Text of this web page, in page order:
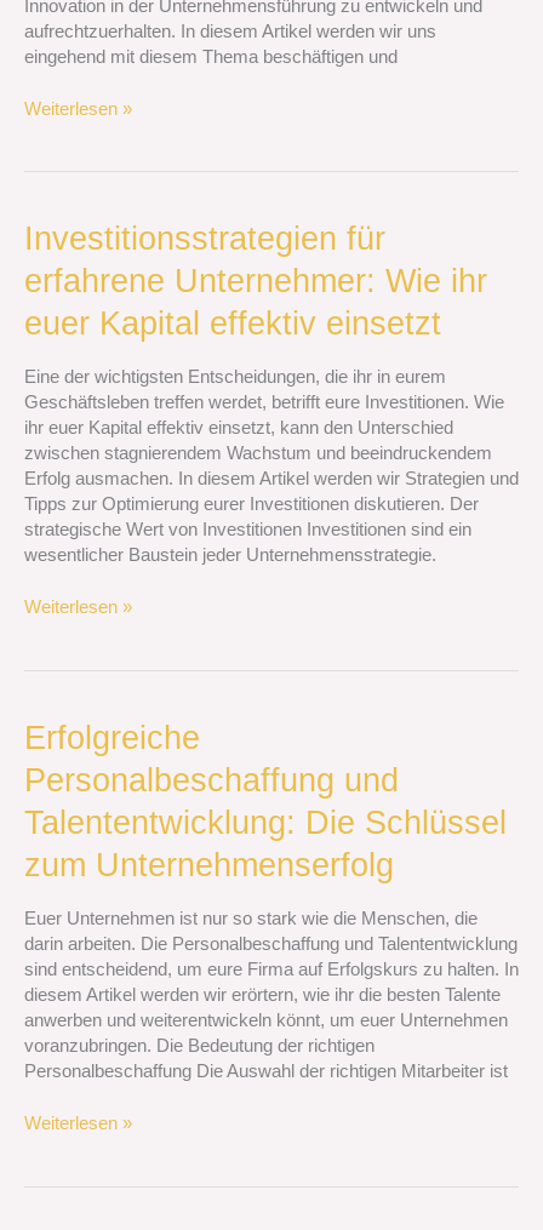
Innovation in der Unternehmensführung zu entwickeln und
aufrechtzuerhalten. In diesem Artikel werden wir uns
eingehend mit diesem Thema beschäftigen und
Weiterlesen »
Investitionsstrategien für
erfahrene Unternehmer: Wie ihr
euer Kapital effektiv einsetzt
Eine der wichtigsten Entscheidungen, die ihr in eurem
Geschäftsleben treffen werdet, betrifft eure Investitionen. Wie
ihr euer Kapital effektiv einsetzt, kann den Unterschied
zwischen stagnierendem Wachstum und beeindruckendem
Erfolg ausmachen. In diesem Artikel werden wir Strategien und
Tipps zur Optimierung eurer Investitionen diskutieren. Der
strategische Wert von Investitionen Investitionen sind ein
wesentlicher Baustein jeder Unternehmensstrategie.
Investitionsstrategien
für
erfahrene
Wie
euer
Kapital
effektiv
einsetzt
Weiterlesen »
Erfolgreiche
Personalbeschaffung und
Talententwicklung: Die Schlüssel
zum Unternehmenserfolg
Euer Unternehmen ist nur so stark wie die Menschen, die
darin arbeiten. Die Personalbeschaffung und Talententwicklung
sind entscheidend, um eure Firma auf Erfolgskurs zu halten. In
diesem Artikel werden wir erörtern, wie ihr die besten Talente
anwerben und weiterentwickeln könnt, um euer Unternehmen
voranzubringen. Die Bedeutung der richtigen
Personalbeschaffung Die Auswahl der richtigen Mitarbeiter ist
Erfolgreiche
Personalbeschaffung
und
Die
Schlüssel
zum
Weiterlesen »